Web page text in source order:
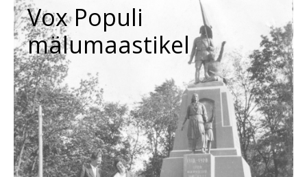
Vox Populi
mälumaastikel